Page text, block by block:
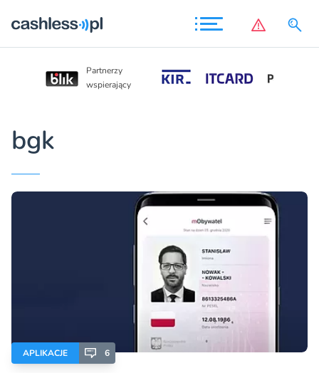
Partnerzy
wspierający
bgk
APLIKACJE 6